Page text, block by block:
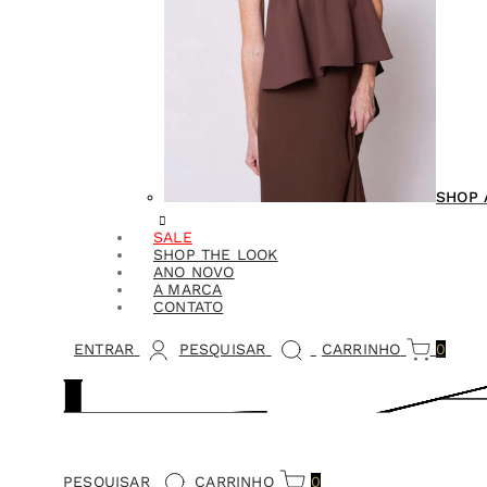
SHOP
SALE
SHOP THE LOOK
ANO NOVO
A MARCA
CONTATO
ENTRAR PESQUISAR CARRINHO 0
PESQUISAR CARRINHO 0